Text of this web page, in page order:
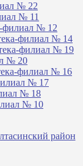
№ 22
№ 11
филиал № 12
филиал № 14
филиал № 19
№ 20
филиал № 16
№ 17
№ 18
№ 10